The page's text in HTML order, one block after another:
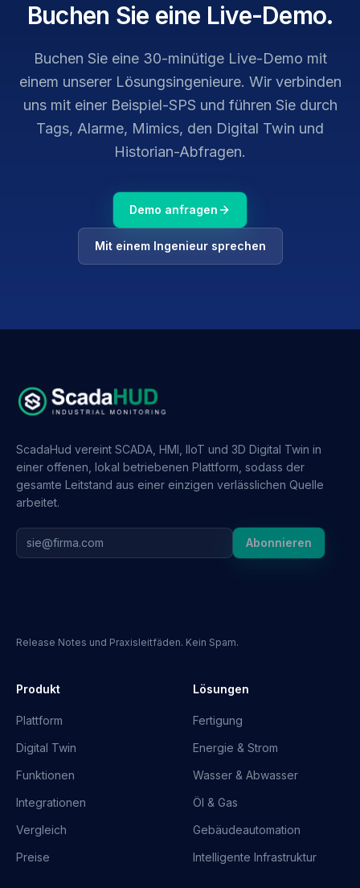
Buchen Sie eine Live-Demo.
Buchen Sie eine 30-minütige Live-Demo mit
einem unserer Lösungsingenieure. Wir verbinden
uns mit einer Beispiel-SPS und führen Sie durch
Tags, Alarme, Mimics, den Digital Twin und
Historian-Abfragen.
Demo anfragen
Mit einem Ingenieur sprechen
ScadaHud vereint SCADA, HMI, IIoT und 3D Digital Twin in
einer offenen, lokal betriebenen Plattform, sodass der
gesamte Leitstand aus einer einzigen verlässlichen Quelle
arbeitet.
Abonnieren
Release Notes und Praxisleitfäden. Kein Spam.
Produkt
Plattform
Digital Twin
Funktionen
Integrationen
Vergleich
Preise
Lösungen
Fertigung
Energie & Strom
Wasser & Abwasser
Öl & Gas
Gebäudeautomation
Intelligente Infrastruktur